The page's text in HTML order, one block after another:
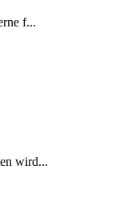
f...
wird...